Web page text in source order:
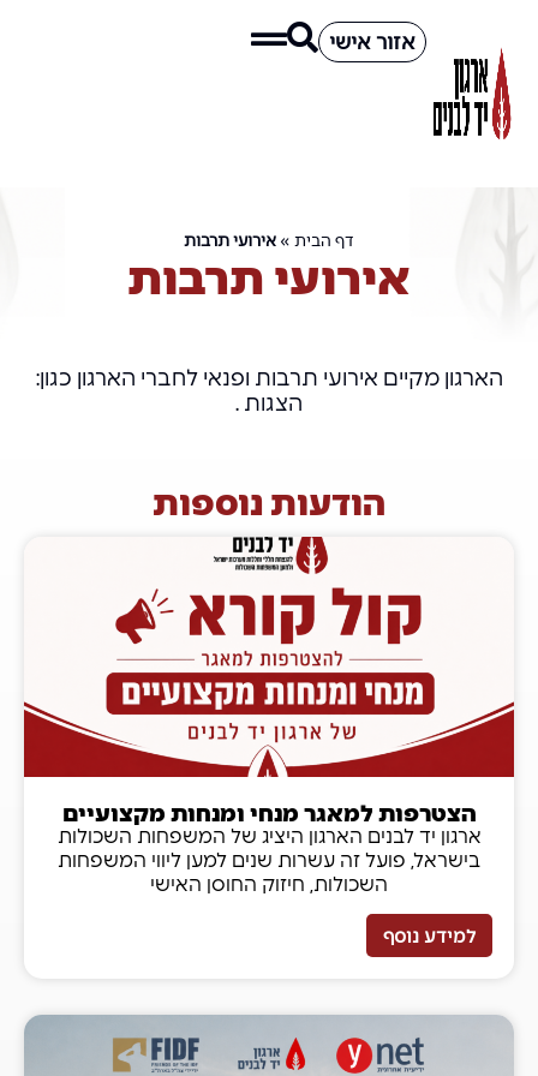
אזור אישי
דף הבית » אירועי תרבות
אירועי תרבות
הארגון מקיים אירועי תרבות ופנאי לחברי הארגון כגון:
הצגות .
הודעות נוספות
הצטרפות למאגר מנחי ומנחות מקצועיים
ארגון יד לבנים הארגון היציג של המשפחות השכולות
בישראל, פועל זה עשרות שנים למען ליווי המשפחות
השכולות, חיזוק החוסן האישי
למידע נוסף